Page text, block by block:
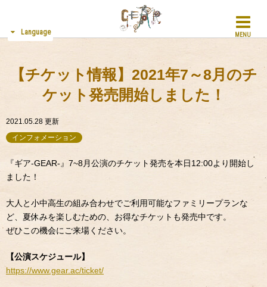
MENU
Language
【チケット情報】2021年7～8月のチ
ケット発売開始しました！
2021.05.28 更新
インフォメーション
『ギア-GEAR-』7~8月公演のチケット発売を本日12:00より開始し
ました！
大人と小中高生の組み合わせでご利用可能なファミリープランな
ど、夏休みを楽しむための、お得なチケットも発売中です。
ぜひこの機会にご来場ください。
【公演スケジュール】
https://www.gear.ac/ticket/